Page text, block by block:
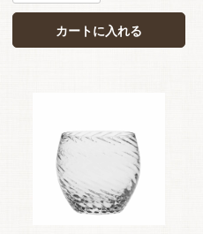
カートに入れる